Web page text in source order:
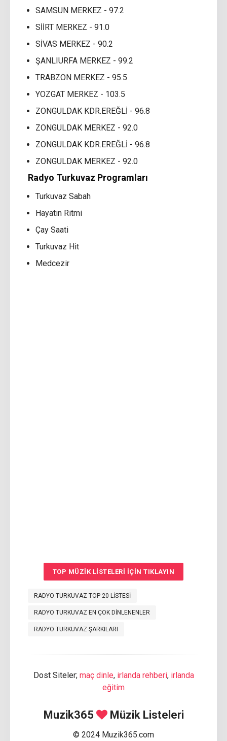
SAMSUN MERKEZ - 97.2
SİİRT MERKEZ - 91.0
SİVAS MERKEZ - 90.2
ŞANLIURFA MERKEZ - 99.2
TRABZON MERKEZ - 95.5
YOZGAT MERKEZ - 103.5
ZONGULDAK KDR.EREĞLİ - 96.8
ZONGULDAK MERKEZ - 92.0
ZONGULDAK KDR.EREĞLİ - 96.8
ZONGULDAK MERKEZ - 92.0
Radyo Turkuvaz Programları
Turkuvaz Sabah
Hayatın Ritmi
Çay Saati
Turkuvaz Hit
Medcezir
TOP MÜZIK LISTELERI IÇIN TIKLAYIN
RADYO TURKUVAZ TOP 20 LISTESI
RADYO TURKUVAZ EN ÇOK DINLENENLER
RADYO TURKUVAZ ŞARKILARI
Dost Siteler; maç dinle, irlanda rehberi, irlanda
eğitim
Muzik365 Müzik Listeleri
© 2024 Muzik365.com